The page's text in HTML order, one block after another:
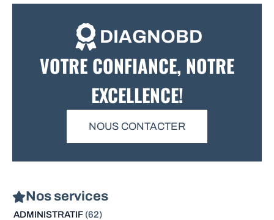
DIAGNOBD
VOTRE CONFIANCE, NOTRE
EXCELLENCE!
NOUS CONTACTER
Nos services
ADMINISTRATIF(62)